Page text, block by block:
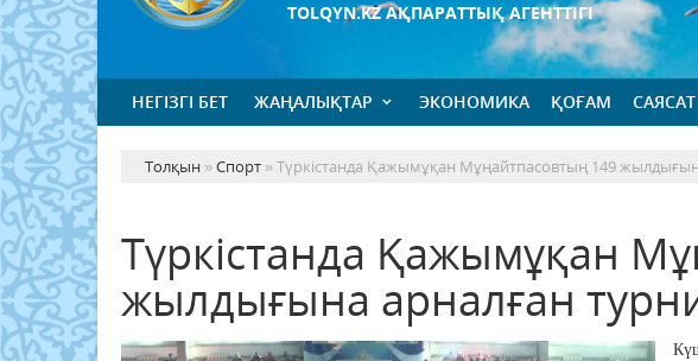
TOLQYN.KZ АҚПАРАТТЫҚ АГЕНТТІГІ
НЕГІЗГІ БЕТ ЖАҢАЛЫҚТАР ЭКОНОМИКА ҚОҒАМ САЯСАТ
Толқын »Спорт » Түркістанда Қажымұқан Мұңайтпасовтың 149
Түркістанда Қажымұқан
жылдығына арналған